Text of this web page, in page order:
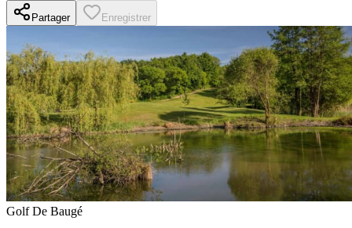
Partager Enregistrer
Golf De Baugé